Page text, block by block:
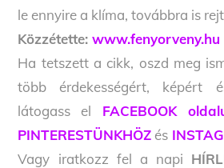
le ennyire a klíma, továbbra is
Közzétette:www.fenyorveny.hu
Ha tetszett a cikk, oszd meg
több érdekességért, képért
látogass el FACEBOOK
PINTERESTÜNKHÖZ és
Vagy iratkozz fel a napi